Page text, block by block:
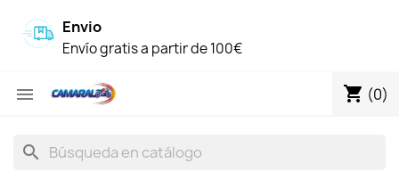
Envio
Envío gratis a partir de 100€
 shopping_cart (0)
search